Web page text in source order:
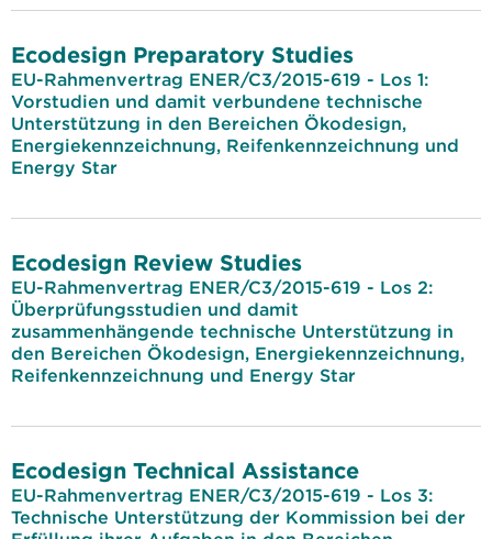
Ecodesign Preparatory Studies
EU-Rahmenvertrag ENER/C3/2015-619 - Los 1:
Vorstudien und damit verbundene technische
Unterstützung in den Bereichen Ökodesign,
Energiekennzeichnung, Reifenkennzeichnung und
Energy Star
Ecodesign Review Studies
EU-Rahmenvertrag ENER/C3/2015-619 - Los 2:
Überprüfungsstudien und damit
zusammenhängende technische Unterstützung in
den Bereichen Ökodesign, Energiekennzeichnung,
Reifenkennzeichnung und Energy Star
Ecodesign Technical Assistance
EU-Rahmenvertrag ENER/C3/2015-619 - Los 3:
Technische Unterstützung der Kommission bei der